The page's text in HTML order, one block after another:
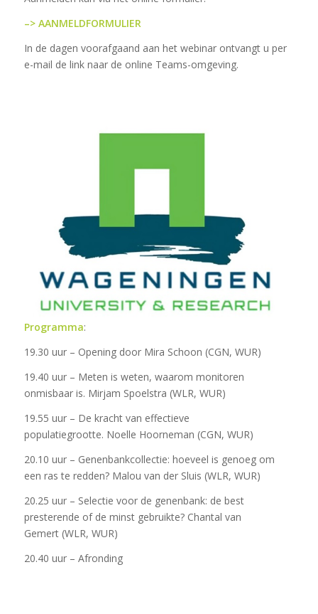
–> AANMELDFORMULIER
In de dagen voorafgaand aan het webinar ontvangt u per
e-mail de link naar de online Teams-omgeving.
Programma:
19.30 uur – Opening door Mira Schoon (CGN, WUR)
19.40 uur – Meten is weten, waarom monitoren
onmisbaar is. Mirjam Spoelstra (WLR, WUR)
19.55 uur – De kracht van effectieve
populatiegrootte. Noelle Hoorneman (CGN, WUR)
20.10 uur – Genenbankcollectie: hoeveel is genoeg om
een ras te redden? Malou van der Sluis (WLR, WUR)
20.25 uur – Selectie voor de genenbank: de best
presterende of de minst gebruikte? Chantal van
Gemert(WLR, WUR)
20.40 uur – Afronding